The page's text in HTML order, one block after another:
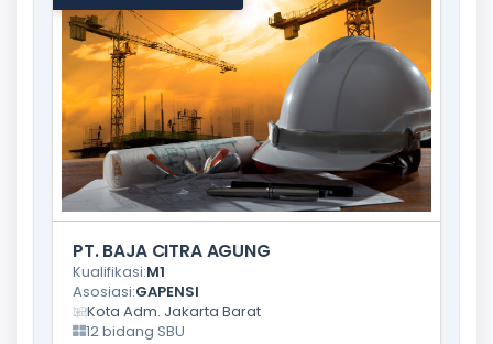
PT. BAJA CITRA AGUNG
Kualifikasi:M1
Asosiasi:GAPENSI
Kota Adm. Jakarta Barat
12 bidang SBU